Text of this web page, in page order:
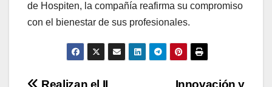
de Hospiten, la compañía reafirma su compromiso
con el bienestar de sus profesionales.